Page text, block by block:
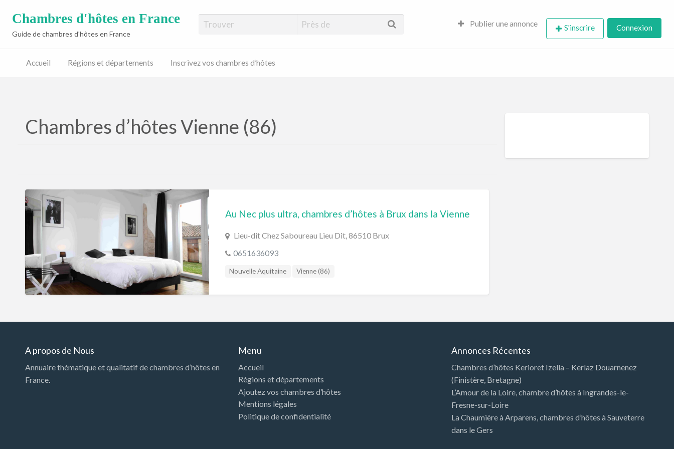
Chambres d'hôtes en France
Guide de chambres d'hôtes en France
Publier une annonce S'inscrire Connexion
Accueil Régions et départements Inscrivez vos chambres d’hôtes
Chambres d’hôtes Vienne (86)
Au Nec plus ultra, chambres d’hôtes à Brux dans la Vienne
Lieu-dit Chez Saboureau Lieu Dit, 86510 Brux
0651636093
Nouvelle Aquitaine Vienne (86)
A propos de Nous
Annuaire thématique et qualitatif de chambres d’hôtes en
France.
Menu
Accueil
Régions et départements
Ajoutez vos chambres d’hôtes
Mentions légales
Politique de confidentialité
Annonces Récentes
Chambres d’hôtes Kerioret Izella – Kerlaz Douarnenez
(Finistère, Bretagne)
L’Amour de la Loire, chambre d’hôtes à Ingrandes-le-
Fresne-sur-Loire
La Chaumière à Arparens, chambres d’hôtes à Sauveterre
dans le Gers